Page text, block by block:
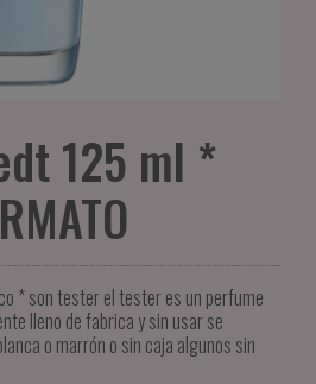
125 ml *
* son tester el tester es un perfume
lleno de fabrica y sin usar se
o marrón o sin caja algunos sin